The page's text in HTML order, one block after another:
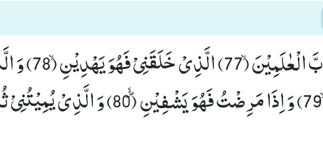
فَاِنَّهُمْ عَدُوٌّ لِّیْۤ اِلَّا رَبَّ
یُطْعِمُنِیْ وَ یَسْقِیْنِۙ (79) وَ اِذَا مَرِضْتُ فَهُوَ یَشْفِیْنِﭪ